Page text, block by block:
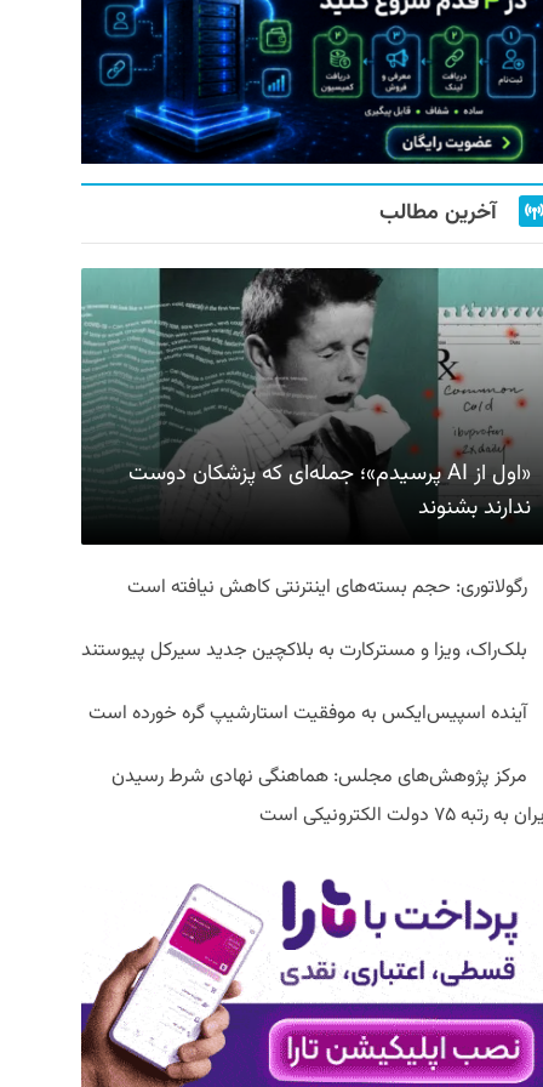
آخرین مطالب
«اول از AI پرسیدم»؛ جمله‌ای که پزشکان دوست
ندارند بشنوند
رگولاتوری: حجم بسته‌های اینترنتی کاهش نیافته است
بلک‌راک، ویزا و مسترکارت به بلاکچین جدید سیرکل پیوستند
آینده اسپیس‌ایکس به موفقیت استارشیپ گره خورده است
مرکز پژوهش‌های مجلس: هماهنگی نهادی شرط رسیدن
به رتبه ۷۵ دولت الکترونیکی است